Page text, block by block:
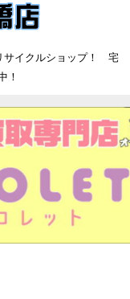
サイクルショップ！ 宅
！